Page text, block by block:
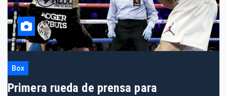
Box
Primera rueda de prensa para